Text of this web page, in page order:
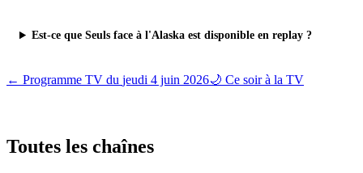
Est-ce que Seuls face à l'Alaska est disponible en replay ?
← Programme TV du jeudi 4 juin 2026🌙 Ce soir à la TV
Toutes les chaînes